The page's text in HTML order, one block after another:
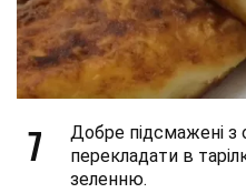
7
Добре підсмажені з
перекладати в
зеленню.